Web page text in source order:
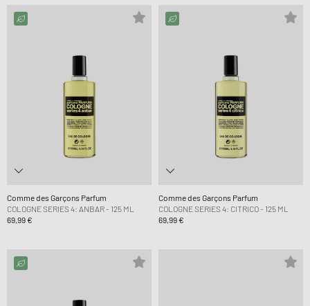
Comme des Garçons Parfum
COLOGNE SERIES 4: ANBAR - 125 ML
69,99 €
Comme des Garçons Parfum
COLOGNE SERIES 4: CITRICO - 125 ML
69,99 €